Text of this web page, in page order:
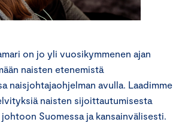
on jo yli vuosikymmenen ajan
naisten etenemistä
naisjohtajaohjelman avulla. Laadimme
naisten sijoittautumisesta
Suomessa ja kansainvälisesti.